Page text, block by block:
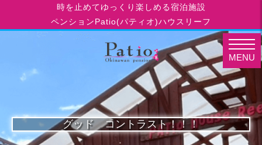
時を止めてゆっくり楽しめる宿泊施設
ペンションPatio(パティオ)ハウスリーフ
グッド コントラスト！！！
MENU